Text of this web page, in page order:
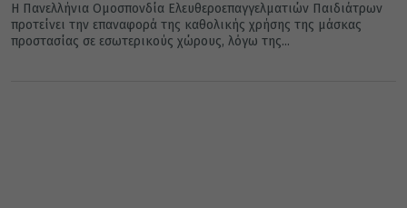
Η Πανελλήνια Ομοσπονδία Ελευθεροεπαγγελματιών Παιδιάτρων
προτείνει την επαναφορά της καθολικής χρήσης της μάσκας
προστασίας σε εσωτερικούς χώρους, λόγω της...